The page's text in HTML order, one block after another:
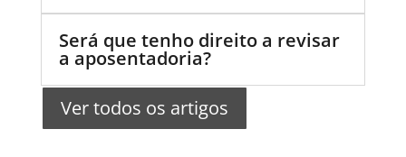
Será que tenho direito a revisar
a aposentadoria?
Ver todos os artigos